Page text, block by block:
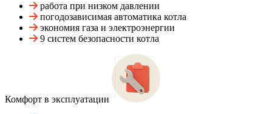
работа при низком давлении
погодозависимая автоматика котла
экономия газа и электроэнергии
9 систем безопасности котла
Комфорт в эксплуатации